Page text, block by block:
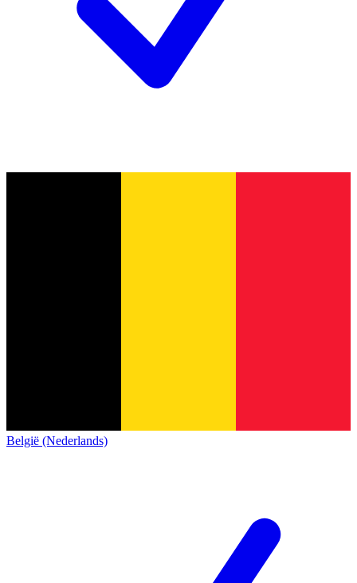
België (Nederlands)